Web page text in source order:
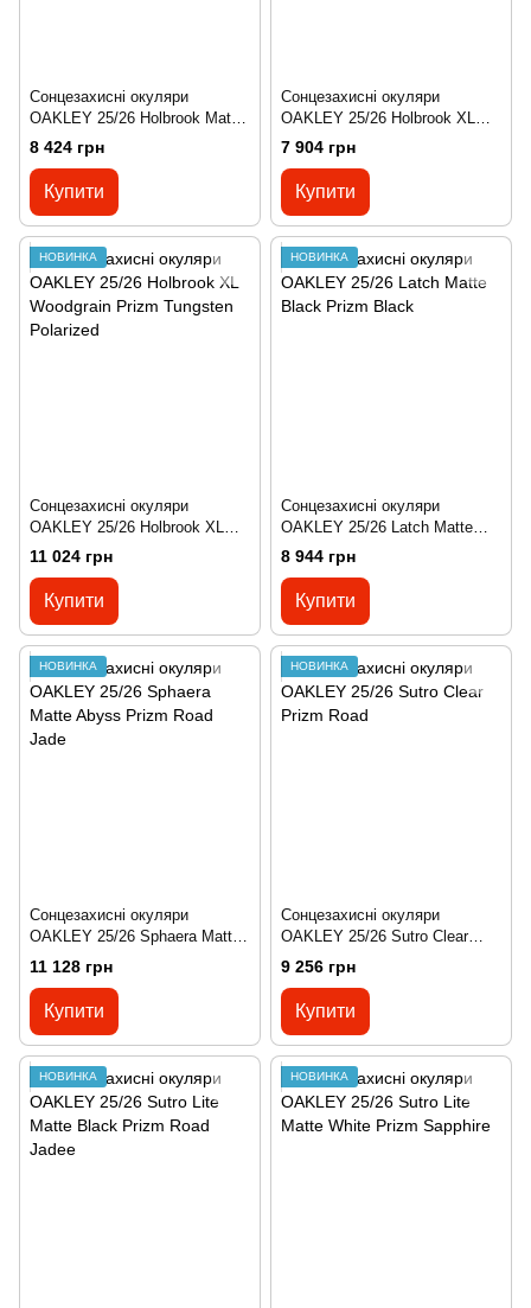
Сонцезахисні окуляри
OAKLEY 25/26 Holbrook Matte
Brown Tortoise Prizm Black
8 424 грн
Купити
Сонцезахисні окуляри
OAKLEY 25/26 Holbrook XL
Matte Black Prizm Grey
7 904 грн
Купити
НОВИНКА
Сонцезахисні окуляри
OAKLEY 25/26 Holbrook XL
Woodgrain Prizm Tungsten
11 024 грн
Купити
НОВИНКА
Сонцезахисні окуляри
OAKLEY 25/26 Latch Matte
Black Prizm Black
8 944 грн
Купити
НОВИНКА
Сонцезахисні окуляри
OAKLEY 25/26 Sphaera Matte
Abyss Prizm Road Jade
11 128 грн
Купити
НОВИНКА
Сонцезахисні окуляри
OAKLEY 25/26 Sutro Clear
Prizm Road
9 256 грн
Купити
НОВИНКА НОВИНКА